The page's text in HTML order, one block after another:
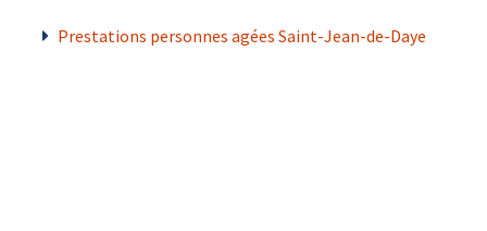
Prestations personnes agées Saint-Jean-de-Daye